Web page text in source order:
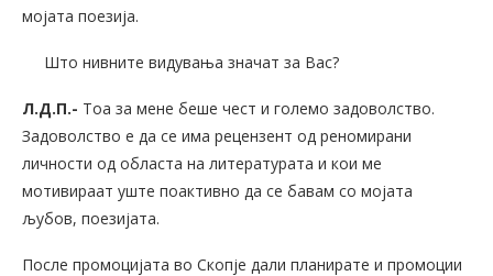
мојата поезија.
Што нивните видувања значат за Вас?
Л.Д.П.- Тоа за мене беше чест и големо задоволство.
Задоволство е да се има рецензент од реномирани
личности од областа на литературата и кои ме
мотивираат уште поактивно да се бавам со мојата
љубов, поезијата.
После промоцијата во Скопје дали планирате и промоции